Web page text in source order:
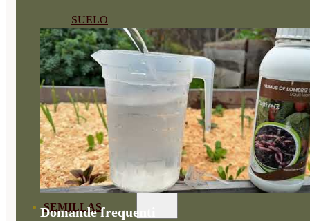
SUELO
ÁCIDOS HÚMICOS
MATERIAS PRIMAS
PROTECCIÓN CULTIVOS Y
PLANTAS
PLANTAS INTERIOR
GROWPUNCH
SEMILLAS
Domande frequenti